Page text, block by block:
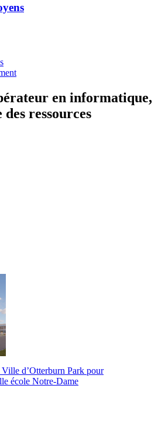
en informatique,
ressources
d’Otterburn Park pour
école Notre-Dame